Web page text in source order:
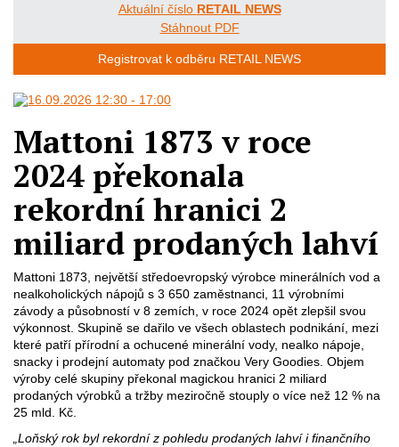
Aktuální číslo RETAIL NEWS
Stáhnout PDF
Registrovat k odběru RETAIL NEWS
Mattoni 1873 v roce
2024 překonala
rekordní hranici 2
miliard prodaných lahví
Mattoni 1873, největší středoevropský výrobce minerálních vod a
nealkoholických nápojů s 3 650 zaměstnanci, 11 výrobními
závody a působností v 8 zemích, v roce 2024 opět zlepšil svou
výkonnost. Skupině se dařilo ve všech oblastech podnikání, mezi
které patří přírodní a ochucené minerální vody, nealko nápoje,
snacky i prodejní automaty pod značkou Very Goodies. Objem
výroby celé skupiny překonal magickou hranici 2 miliard
prodaných výrobků a tržby meziročně stouply o více než 12 % na
25 mld. Kč.
„Loňský rok byl rekordní z pohledu prodaných lahví i finančního